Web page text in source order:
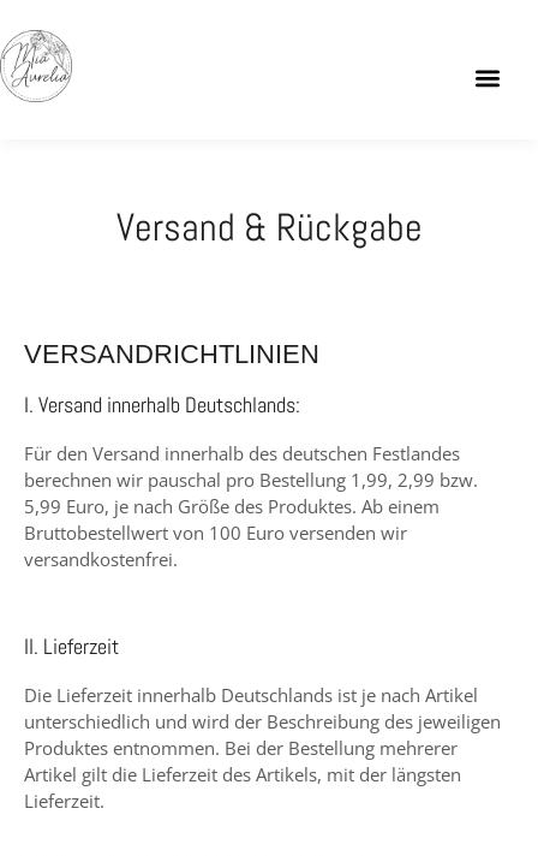
Versand & Rückgabe
VERSANDRICHTLINIEN
I. Versand innerhalb Deutschlands:
Für den Versand innerhalb des deutschen Festlandes
berechnen wir pauschal pro Bestellung 1,99, 2,99 bzw.
5,99 Euro, je nach Größe des Produktes. Ab einem
Bruttobestellwert von 100 Euro versenden wir
versandkostenfrei.
II. Lieferzeit
Die Lieferzeit innerhalb Deutschlands ist je nach Artikel
unterschiedlich und wird der Beschreibung des jeweiligen
Produktes entnommen. Bei der Bestellung mehrerer
Artikel gilt die Lieferzeit des Artikels, mit der längsten
Lieferzeit.